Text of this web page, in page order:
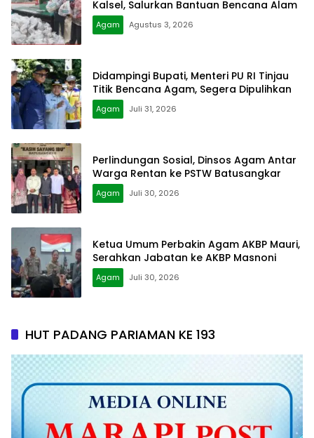
Kalsel, Salurkan Bantuan Bencana Alam
Agam Agustus 3, 2026
Didampingi Bupati, Menteri PU RI Tinjau
Titik Bencana Agam, Segera Dipulihkan
Agam Juli 31, 2026
Perlindungan Sosial, Dinsos Agam Antar
Warga Rentan ke PSTW Batusangkar
Agam Juli 30, 2026
Ketua Umum Perbakin Agam AKBP Mauri,
Serahkan Jabatan ke AKBP Masnoni
Agam Juli 30, 2026
HUT PADANG PARIAMAN KE 193